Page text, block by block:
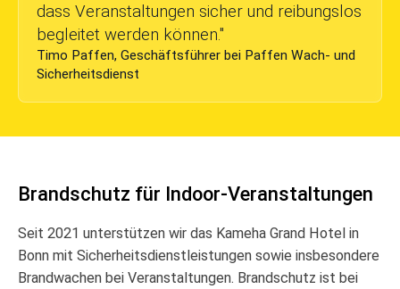
dass Veranstaltungen sicher und reibungslos
begleitet werden können."
Timo Paffen, Geschäftsführer bei Paffen Wach- und
Sicherheitsdienst
Brandschutz für Indoor-Veranstaltungen
Seit 2021 unterstützen wir das Kameha Grand Hotel in
Bonn mit Sicherheitsdienstleistungen sowie insbesondere
Brandwachen bei Veranstaltungen. Brandschutz ist bei